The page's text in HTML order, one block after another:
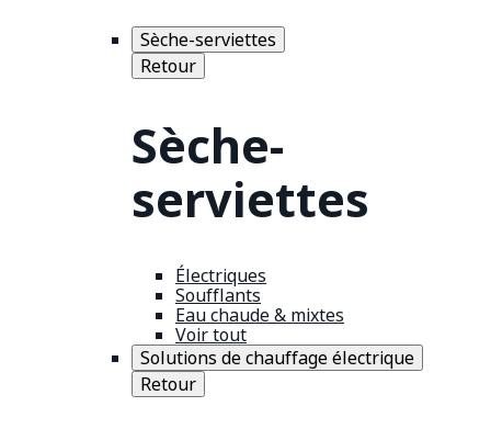
Sèche-serviettes
Retour
Sèche-
serviettes
Électriques
Soufflants
Eau chaude & mixtes
Voir tout
Solutions de chauffage électrique
Retour